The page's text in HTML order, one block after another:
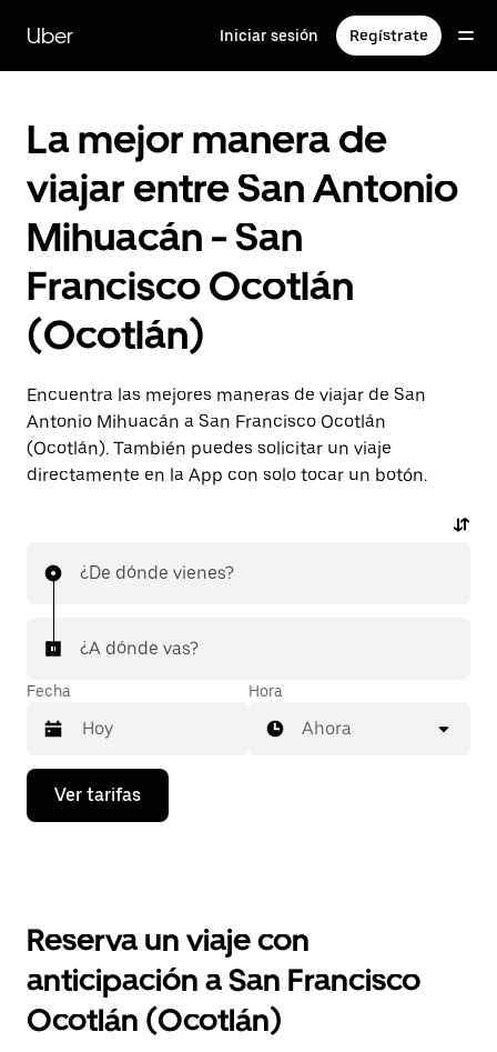
contenido
principal
Uber Iniciar sesión Regístrate
La mejor manera de
viajar entre San Antonio
Mihuacán - San
Francisco Ocotlán
(Ocotlán)
Encuentra las mejores maneras de viajar de San
Antonio Mihuacán a San Francisco Ocotlán
(Ocotlán). También puedes solicitar un viaje
directamente en la App con solo tocar un botón.
¿De dónde vienes?
¿A dónde vas?
Fecha
Presiona
flecha
el
y
selecciona
una
Hora
Ahora
Ver tarifas
Reserva un viaje con
anticipación a San Francisco
Ocotlán (Ocotlán)